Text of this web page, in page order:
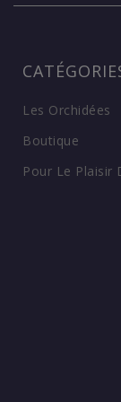
Les Orchidées
Boutique
Pour Le Plaisir